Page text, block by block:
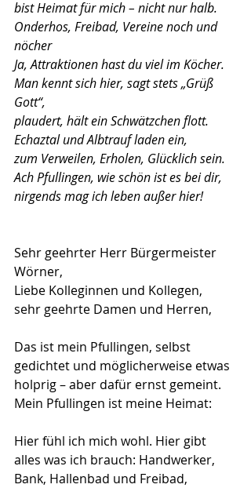
bist Heimat für mich – nicht nur halb.
Onderhos, Freibad, Vereine noch und
nöcher
Ja, Attraktionen hast du viel im Köcher.
Man kennt sich hier, sagt stets „Grüß
Gott“,
plaudert, hält ein Schwätzchen flott.
Echaztal und Albtrauf laden ein,
zum Verweilen, Erholen, Glücklich sein.
Ach Pfullingen, wie schön ist es bei dir,
nirgends mag ich leben außer hier!
Sehr geehrter Herr Bürgermeister
Wörner,
Liebe Kolleginnen und Kollegen,
sehr geehrte Damen und Herren,
Das ist mein Pfullingen, selbst
gedichtet und möglicherweise etwas
holprig – aber dafür ernst gemeint.
Mein Pfullingen ist meine Heimat:
Hier fühl ich mich wohl. Hier gibt
alles was ich brauch: Handwerker,
Bank, Hallenbad und Freibad,